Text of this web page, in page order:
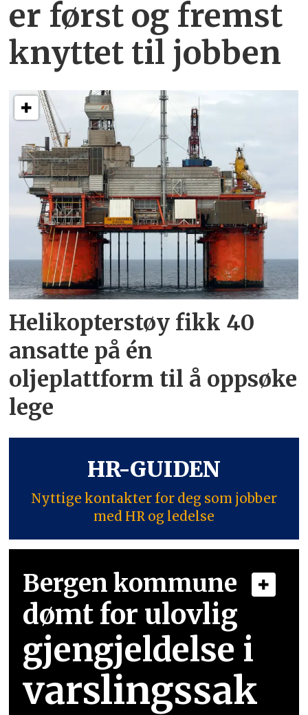
er først og fremst
knyttet til jobben
Helikopterstøy fikk 40
ansatte på én
oljeplattform til å oppsøke
lege
HR-GUIDEN
Nyttige kontakter for deg som jobber
med HR og ledelse
Bergen kommune
dømt for ulovlig
gjengjeldelse i
varslingssak